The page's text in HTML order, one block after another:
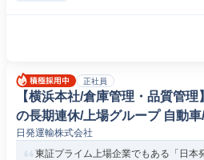
正社員
【横浜本社/倉庫管理・品質管
の長期連休/上場グループ 自動
日発運輸株式会社
東証プライム上場企業でもある「日本